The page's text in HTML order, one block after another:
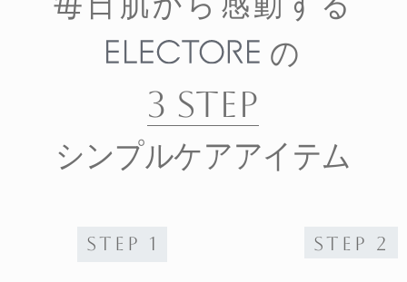
の
3 STEP
シンプルケアアイテム
STEP 1 STEP 2